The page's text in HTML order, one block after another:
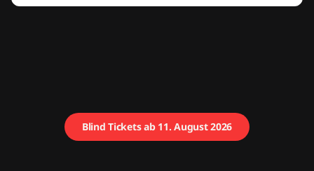
Blind Tickets ab 11. August 2026